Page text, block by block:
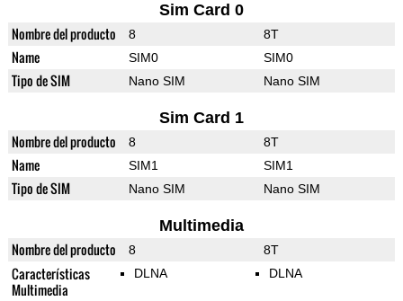
Sim Card 0
Nombre del producto 8 8T
Name SIM0 SIM0
Tipo de SIM Nano SIM Nano SIM
Sim Card 1
Nombre del producto 8 8T
Name SIM1 SIM1
Tipo de SIM Nano SIM Nano SIM
Multimedia
Nombre del producto 8 8T
Características
Multimedia
DLNA DLNA